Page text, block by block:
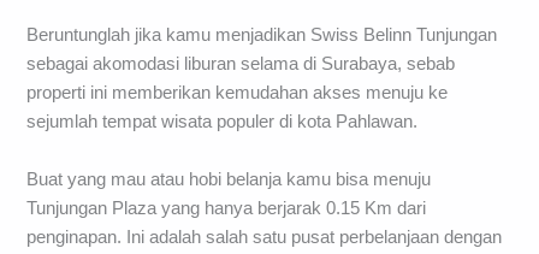
Beruntunglah jika kamu menjadikan Swiss Belinn Tunjungan
sebagai akomodasi liburan selama di Surabaya, sebab
properti ini memberikan kemudahan akses menuju ke
sejumlah tempat wisata populer di kota Pahlawan.
Buat yang mau atau hobi belanja kamu bisa menuju
Tunjungan Plaza yang hanya berjarak 0.15 Km dari
penginapan. Ini adalah salah satu pusat perbelanjaan dengan